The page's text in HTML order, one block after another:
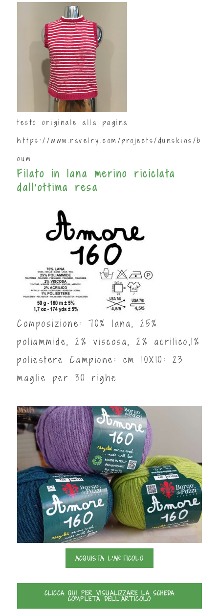
testo originale alla pagina
https://www.ravelry.com/projects/dunskins/b
oum
Filato in lana merino riciclata
dall'ottima resa
Composizione: 70% lana, 25%
poliammide, 2% viscosa, 2% acrilico,1%
poliestere Campione: cm 10X10: 23
maglie per 30 righe
ACQUISTA L'ARTICOLO
CLICCA QUI PER VISUALIZZARE LA SCHEDA
COMPLETA DELL'ARTICOLO